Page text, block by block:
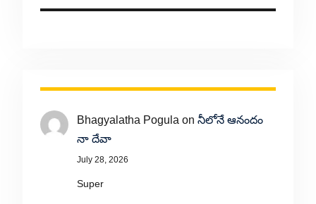
Bhagyalatha Pogula on నీలోనే ఆనందం
నా దేవా
July 28, 2026
Super